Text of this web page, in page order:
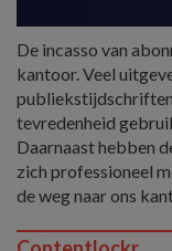
De incasso van
kantoor. Veel
publiekstijdschriften
tevredenheid
Daarnaast hebben
zich professioneel
de weg naar ons